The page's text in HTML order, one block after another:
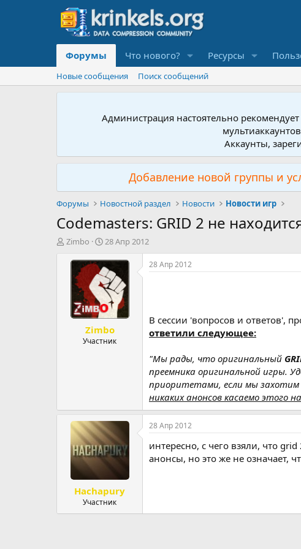
Форумы Что нового? Ресурсы
Новые сообщения Поиск сообщений
Администрация настоятельно
Аккаунты,
Добавление новой группы и
Форумы Новостной раздел Новости Новости игр
Codemasters: GRID 2 не
А
м
Zimbo
Д
т
а
н
а
ч
а
л
а
28 Апр 2012
Zimbo
Участник
28 Апр 2012
В сессии 'вопросов и ответов',
ответили следующее:
"Мы рады, что оригинальный
преемника оригинальной игры.
приоритетами, если мы захотим
никаких анонсов касаемо этого
Hachapury
Участник
28 Апр 2012
интересно, с чего взяли, что
анонсы, но это же не означает,